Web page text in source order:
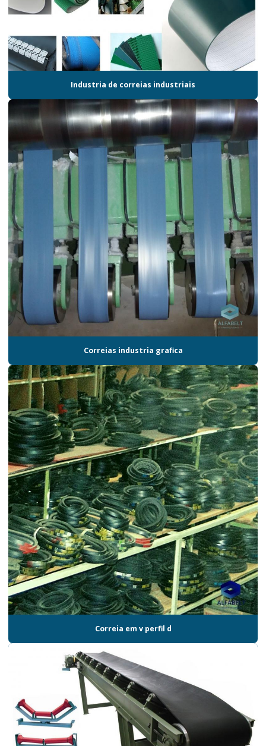
Industria de correias industriais
Correias industria grafica
Correia em v perfil d